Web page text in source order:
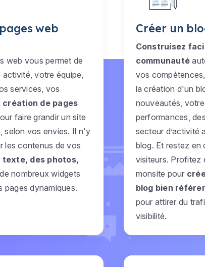
web
web vous permet de
votre équipe,
services, vos
création de pages
faire grandir un site
selon vos envies. Il n'y
les contenus de vos
texte, des photos,
nombreux widgets
pages dynamiques.
Créer un
Construisez
communauté
vos
la création d'un
nouveautés,
performances,
secteur d’activité
blog. Et restez
visiteurs. Profitez
monsite pour
blog bien
pour attirer du
visibilité.